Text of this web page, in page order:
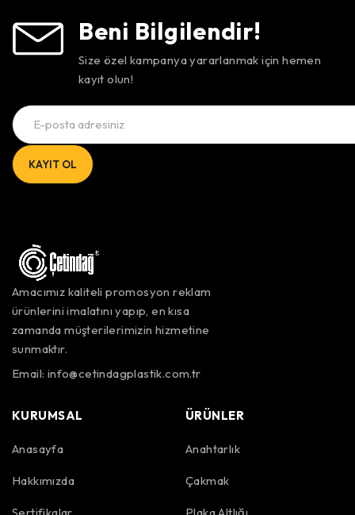
Beni Bilgilendir!
Size özel kampanya yararlanmak için hemen
kayıt olun!
Amacımız kaliteli promosyon reklam
ürünlerini imalatını yapıp, en kısa
zamanda müşterilerimizin hizmetine
sunmaktır.
Email: info@cetindagplastik.com.tr
KURUMSAL
Anasayfa
Hakkımızda
Sertifikalar
ÜRÜNLER
Anahtarlık
Çakmak
Plaka Altlığı